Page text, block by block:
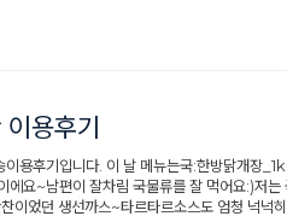
용후기
용후기입니다. 이 날 메뉴는국:한방닭개
요~남편이 잘차림 국물류를 잘 먹어요:)저
이었던 생선까스~타르타르소스도 엄청 넉넉